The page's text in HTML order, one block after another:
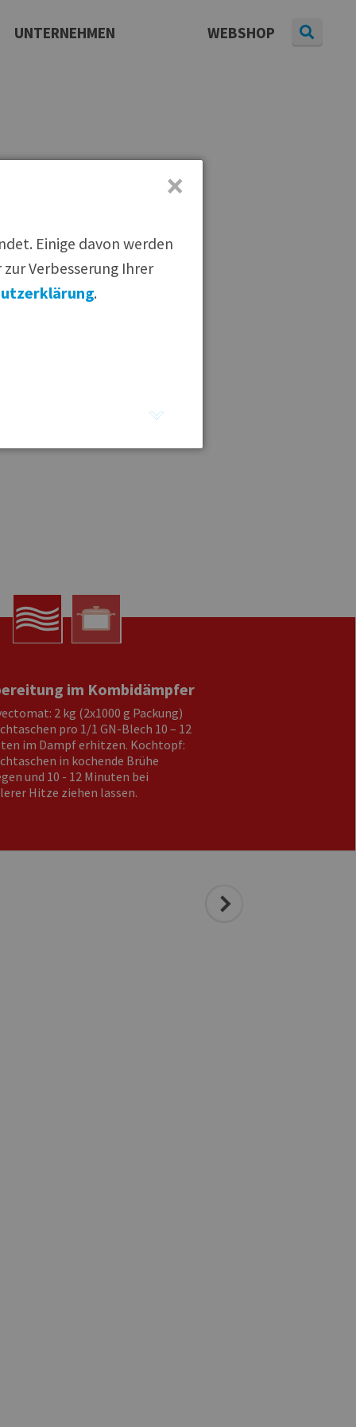
UNTERNEHMEN WEBSHOP
im Kombidämpfer
2 kg (2x1000 g Packung)
pro 1/1 GN-Blech 10 – 12
im Dampf erhitzen. Kochtopf:
in kochende Brühe
und 10 - 12 Minuten bei
Hitze ziehen lassen.
Einige davon werden
Verbesserung Ihrer
.
×